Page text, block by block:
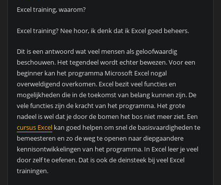
Excel training, waarom?
Excel training? Nee hoor, ik denk dat ik Excel goed beheers.
Dit is een antwoord wat veel mensen als geloofwaardig
beschouwen. Het tegendeel wordt echter bewezen. Voor een
beginner kan het programma Microsoft Excel nogal
overweldigend overkomen. Excel bezit veel functies en
mogelijkheden die in de toekomst van belang kunnen zijn. De
vele functies zijn de kracht van het programma. Het grote
nadeel is wel dat je door de bomen het bos niet meer ziet. Een
cursus Excelkan goed helpen om snel de basisvaardigheden te
bemeesteren en zo de weg te openen naar diepgaandere
kennisontwikkelingen van het programma. In Excel leer je veel
door zelf te oefenen. Dat is ook de deinsteek bij veel Excel
trainingen.